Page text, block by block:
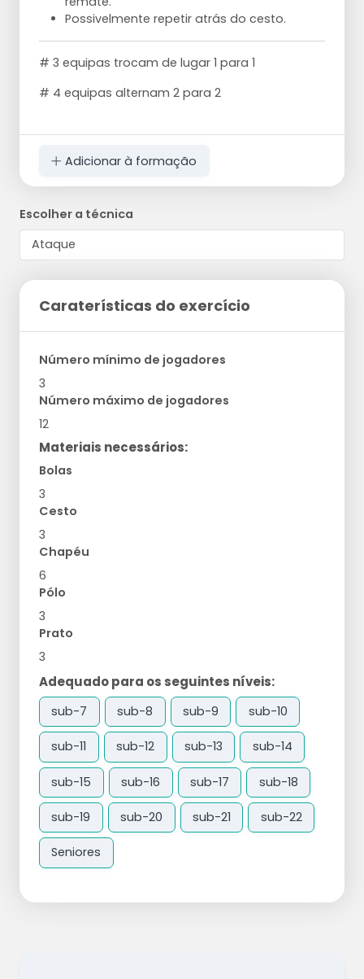
Possivelmente repetir atrás do cesto.
# 3 equipas trocam de lugar 1 para 1
# 4 equipas alternam 2 para 2
Adicionar à formação
Escolher a técnica
Caraterísticas do exercício
Número mínimo de jogadores
3
Número máximo de jogadores
12
Materiais necessários:
Bolas
3
Cesto
3
Chapéu
6
Pólo
3
Prato
3
Adequado para os seguintes níveis:
sub-7 sub-8 sub-9 sub-10
sub-11 sub-12 sub-13 sub-14
sub-15 sub-16 sub-17 sub-18
sub-19 sub-20 sub-21 sub-22
Seniores